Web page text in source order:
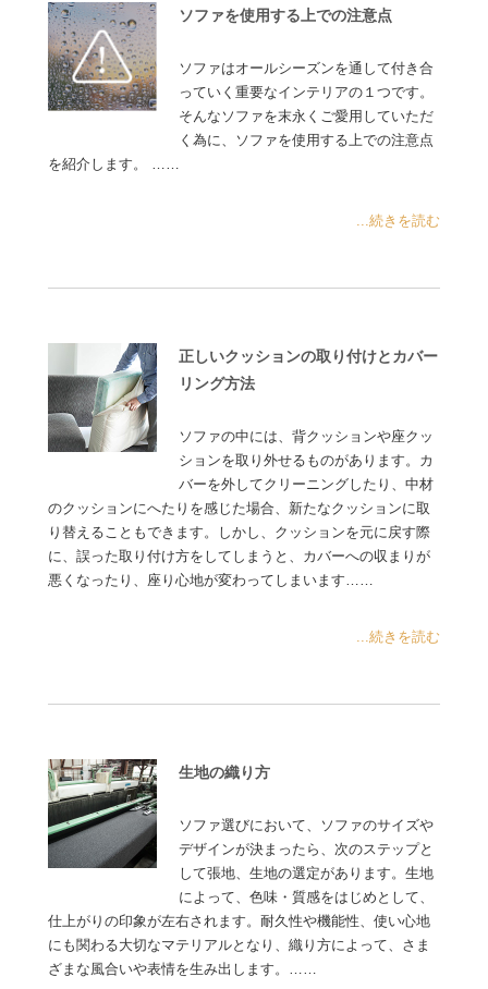
ソファを使用する上での注意点
ソファはオールシーズンを通して付き合
っていく重要なインテリアの１つです。
そんなソファを末永くご愛用していただ
く為に、ソファを使用する上での注意点
を紹介します。 ……
...続きを読む
正しいクッションの取り付けとカバー
リング方法
ソファの中には、背クッションや座クッ
ションを取り外せるものがあります。カ
バーを外してクリーニングしたり、中材
のクッションにへたりを感じた場合、新たなクッションに取
り替えることもできます。しかし、クッションを元に戻す際
に、誤った取り付け方をしてしまうと、カバーへの収まりが
悪くなったり、座り心地が変わってしまいます……
...続きを読む
生地の織り方
ソファ選びにおいて、ソファのサイズや
デザインが決まったら、次のステップと
して張地、生地の選定があります。生地
によって、色味・質感をはじめとして、
仕上がりの印象が左右されます。耐久性や機能性、使い心地
にも関わる大切なマテリアルとなり、織り方によって、さま
ざまな風合いや表情を生み出します。……